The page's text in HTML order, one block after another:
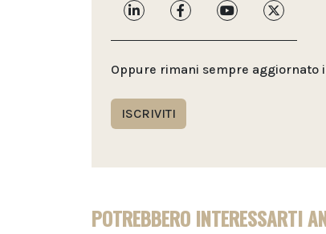
Oppure rimani sempre
ISCRIVITI
POTREBBERO INTERESSARTI